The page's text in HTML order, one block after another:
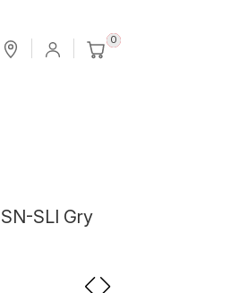
0
SLI Gry